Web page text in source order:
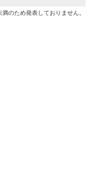
のため発表しておりません。